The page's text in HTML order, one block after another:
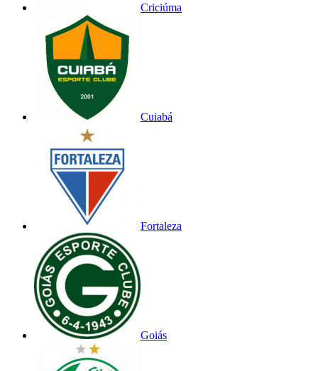
Criciúma
Cuiabá
Fortaleza
Goiás